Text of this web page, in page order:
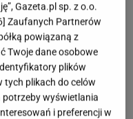
Gazeta.pl sp. z o.o.
] Zaufanych Partnerów
powiązaną z
Twoje dane osobowe
plików
tych plikach do celów
potrzeby wyświetlania
i preferencji w